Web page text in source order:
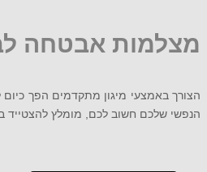
מצלמות אבטחה
הצורך באמצעי מיגון מתקדמים הפך
הנפשי שלכם חשוב לכם, מומלץ להצטייד במצלמת